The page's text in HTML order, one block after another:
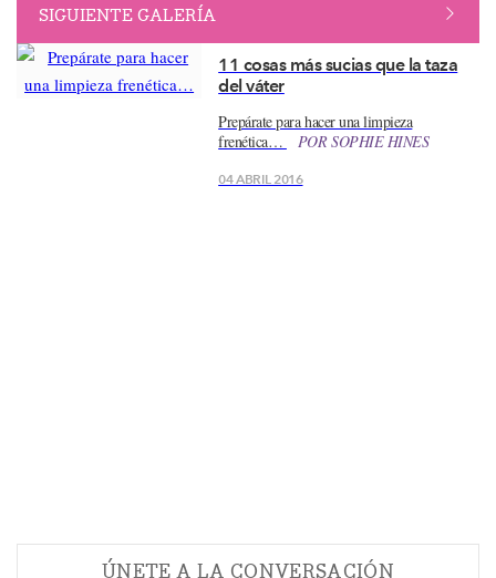
SIGUIENTE GALERÍA
11 cosas más sucias que la taza
del váter
Prepárate para hacer una limpieza
frenética…
PORSOPHIE HINES
04 ABRIL 2016
ÚNETE A LA CONVERSACIÓN